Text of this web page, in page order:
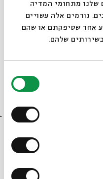
שלנו מתחומי המדיה
גורמים אלה עשויים
אחר שסיפקתם או שהם
שלהם.
הרשמה לאירועים דומים